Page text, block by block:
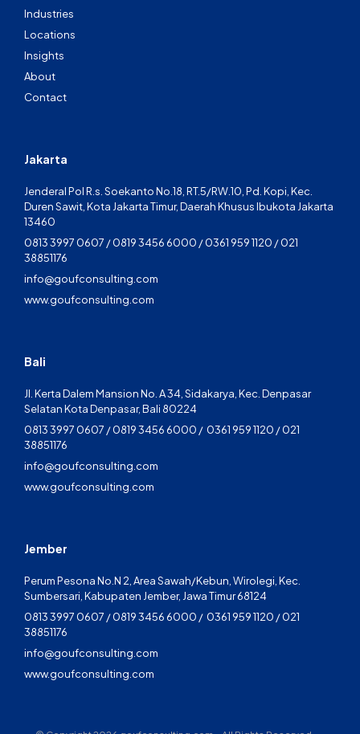
Industries
Locations
Insights
About
Contact
Jakarta
Jenderal Pol R.s. Soekanto No.18, RT.5/RW.10, Pd. Kopi, Kec.
Duren Sawit, Kota Jakarta Timur, Daerah Khusus Ibukota Jakarta
13460
0813 3997 0607 / 0819 3456 6000 / 0361 959 1120 / 021
38851176
info@goufconsulting.com
www.goufconsulting.com
Bali
Jl. Kerta Dalem Mansion No. A 34, Sidakarya, Kec. Denpasar
Selatan Kota Denpasar, Bali 80224
0813 3997 0607 / 0819 3456 6000 / 0361 959 1120 / 021
38851176
info@goufconsulting.com
www.goufconsulting.com
Jember
Perum Pesona No.N 2, Area Sawah/Kebun, Wirolegi, Kec.
Sumbersari, Kabupaten Jember, Jawa Timur 68124
0813 3997 0607 / 0819 3456 6000 / 0361 959 1120 / 021
38851176
info@goufconsulting.com
www.goufconsulting.com